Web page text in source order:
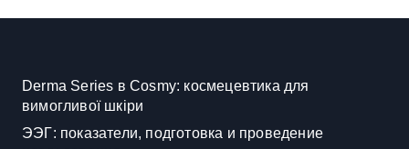
Derma Series в Cosmy: космецевтика для
вимогливої шкіри
ЭЭГ: показатели, подготовка и проведение